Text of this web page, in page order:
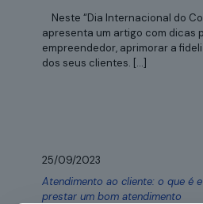
Neste “Dia Internacional do
apresenta um artigo com dicas
empreendedor, aprimorar a
dos seus clientes. […]
25/09/2023
Atendimento ao cliente: o que é
prestar um bom atendimento